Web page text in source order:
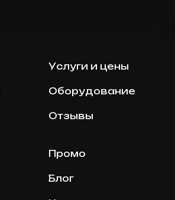
Услуги и цены
Оборудование
Отзывы
Промо
Блог